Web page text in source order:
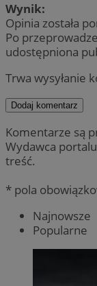
Wynik:
Opinia została
Po
udostępniona
Trwa wysyłanie
Dodaj komentarz
Komentarze są
Wydawca
treść.
* pola
Najnowsze
Popularne